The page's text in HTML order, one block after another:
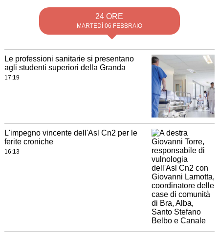
24 ORE
MARTEDÌ 06 FEBBRAIO
Le professioni sanitarie si presentano
agli studenti superiori della Granda
17:19
L'impegno vincente dell'Asl Cn2 per le
ferite croniche
16:13